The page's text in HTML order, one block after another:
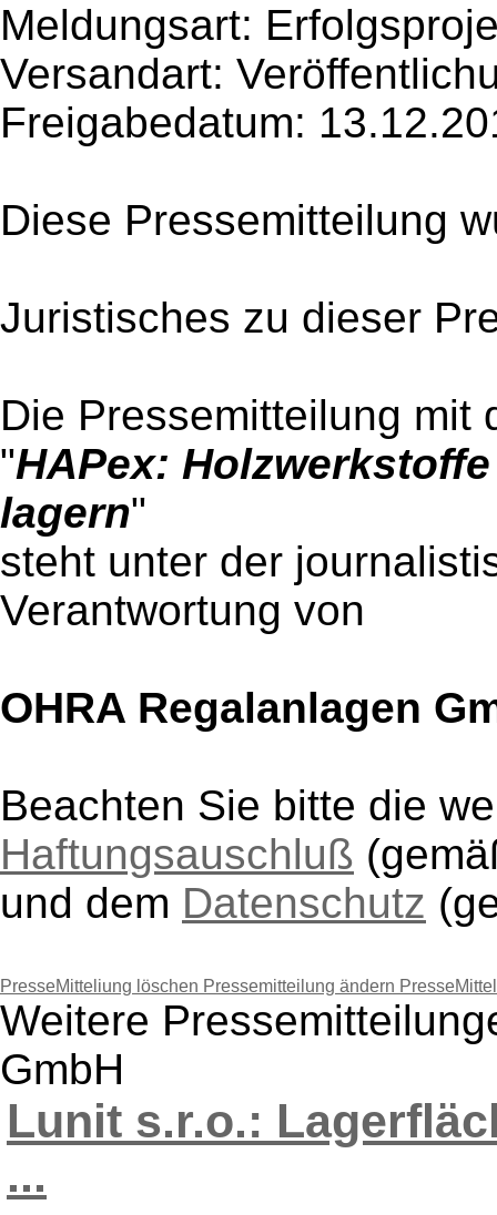
Meldungsart:
Versandart:
Freigabedatum:
Diese Pressemitteilung
Juristisches zu dieser
Die Pressemitteilung mit
"HAPex:
lagern"
steht unter der
Verantwortung von
OHRA Regalanlagen
Beachten Sie bitte die
Haftungsauschluß
und dem Datenschutz
PresseMitteliung löschen Pressemitteilung ändern
Weitere
GmbH
Lunit s.r.o.:
...